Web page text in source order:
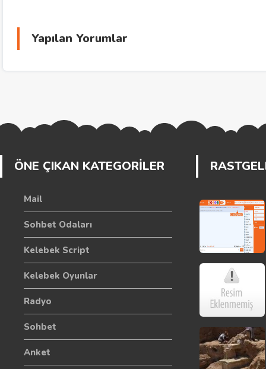
Yapılan Yorumlar
ÖNE ÇIKAN KATEGORİLER
Mail
Sohbet Odaları
Kelebek Script
Kelebek Oyunlar
Radyo
Sohbet
Anket